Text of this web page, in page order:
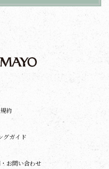
約
グガイド
お問い合わせ